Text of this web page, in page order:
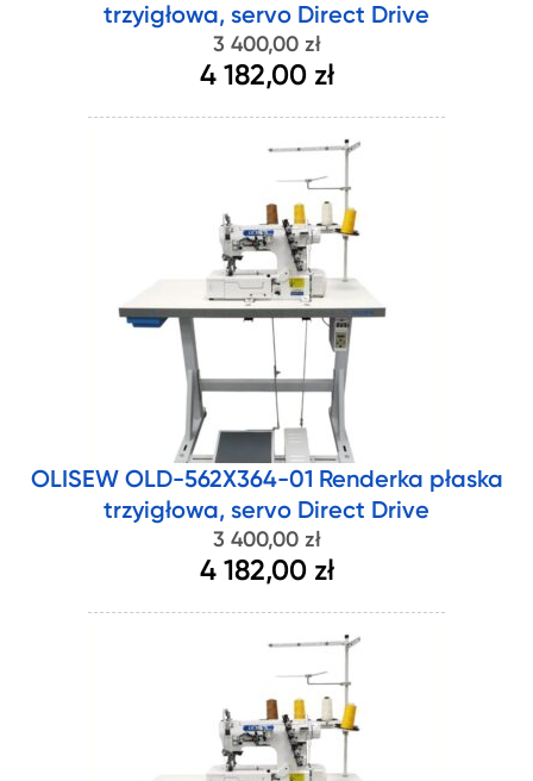
trzyigłowa, servo Direct Drive
3 400,00 zł
4 182,00 zł
OLISEW OLD-562X364-01 Renderka płaska
trzyigłowa, servo Direct Drive
3 400,00 zł
4 182,00 zł